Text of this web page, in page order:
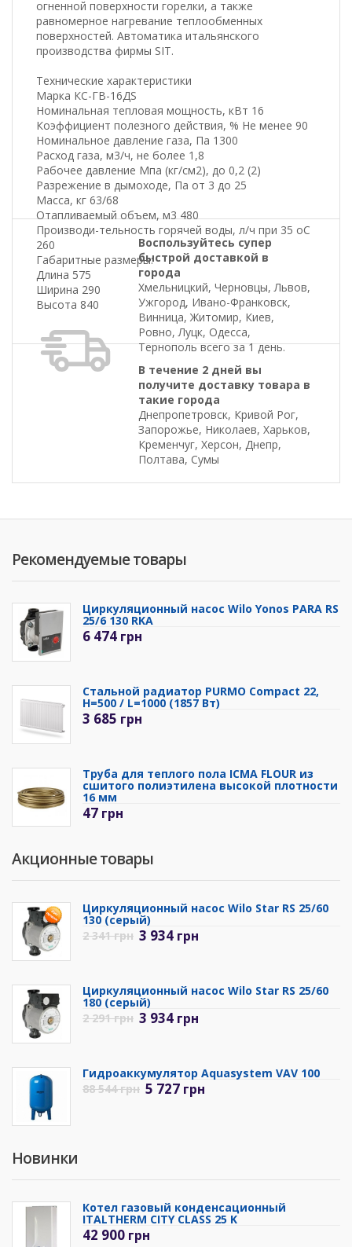
огненной поверхности горелки, а также
равномерное нагревание теплообменных
поверхностей. Автоматика итальянского
производства фирмы SIT.
Технические характеристики
Марка КС-ГВ-16ДS
Номинальная тепловая мощность, кВт 16
Коэффициент полезного действия, % Не менее 90
Номинальное давление газа, Па 1300
Расход газа, м3/ч, не более 1,8
Рабочее давление Мпа (кг/см2), до 0,2 (2)
Разрежение в дымоходе, Па от 3 до 25
Масса, кг 63/68
Отапливаемый объем, м3 480
Производи-тельность горячей воды, л/ч при 35 oС
260
Габаритные размеры:
Длина 575
Ширина 290
Высота 840
Воспользуйтесь супер
быстрой доставкой в
города
Хмельницкий, Черновцы, Львов,
Ужгород, Ивано-Франковск,
Винница, Житомир, Киев,
Ровно, Луцк, Одесса,
Тернополь всего за 1 день.
В течение 2 дней вы
получите доставку товара в
такие города
Днепропетровск, Кривой Рог,
Запорожье, Николаев, Харьков,
Кременчуг, Херсон, Днепр,
Полтава, Сумы
Рекомендуемые товары
Циркуляционный насос Wilo Yonos PARA RS
25/6 130 RKA
6 474 грн
Стальной радиатор PURMO Compact 22,
H=500 / L=1000 (1857 Вт)
3 685 грн
Труба для теплого пола ICMA FLOUR из
сшитого полиэтилена высокой плотности
16 мм
47 грн
Акционные товары
Циркуляционный насос Wilo Star RS 25/60
130 (серый)
2 341грн 3 934 грн
Циркуляционный насос Wilo Star RS 25/60
180 (серый)
2 291грн 3 934 грн
Гидроаккумулятор Aquasystem VAV 100
88 544грн 5 727 грн
Новинки
Котел газовый конденсационный
ITALTHERM CITY CLASS 25 K
42 900 грн